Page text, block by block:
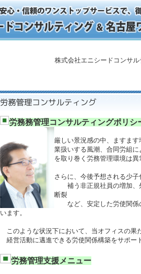
株式会社エニシードコンサ
労務務管理コンサルティングポリシ
厳しい景況感の中、ますま
業扱いする風潮、合同労組
を取り巻く労務管理環境は異
さらに、今後予想される少
補う非正規社員の増加、
断裂
など、安定した労使関係
います。
このような状況下において、当オフィスの果
経営活動に邁進できる労使関係構築をサポー
労務管理支援メニュー